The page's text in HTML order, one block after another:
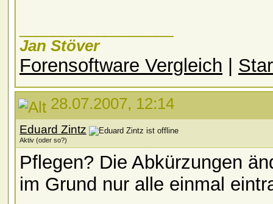
Jan Stöver
Forensoftware Vergleich
28.07.2007, 12:14
Eduard Zintz
Aktiv (oder so?)
Pflegen? Die Abkürzungen
im Grund nur alle einmal